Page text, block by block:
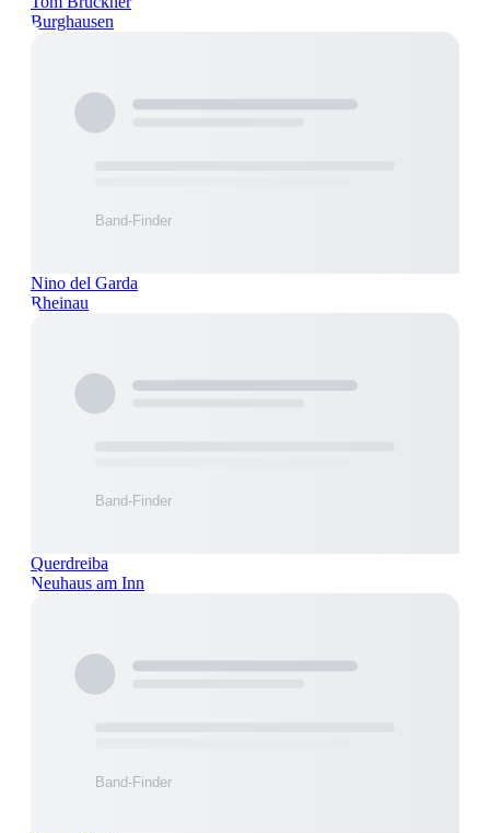
Burghausen
Nino del Garda
Rheinau
Querdreiba
Neuhaus am Inn